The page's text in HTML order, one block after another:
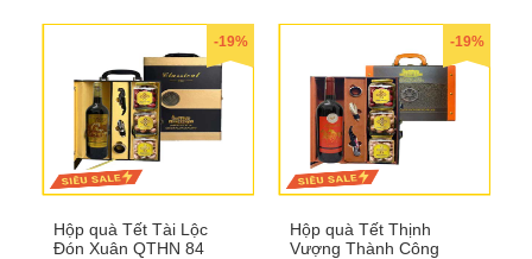
-19%
Hộp quà Tết Tài Lộc
Đón Xuân QTHN 84
-19%
Hộp quà Tết Thịnh
Vượng Thành Công